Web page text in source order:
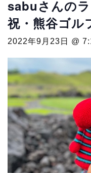
sabuさんの
祝・熊谷ゴル
2022年9月23日 @